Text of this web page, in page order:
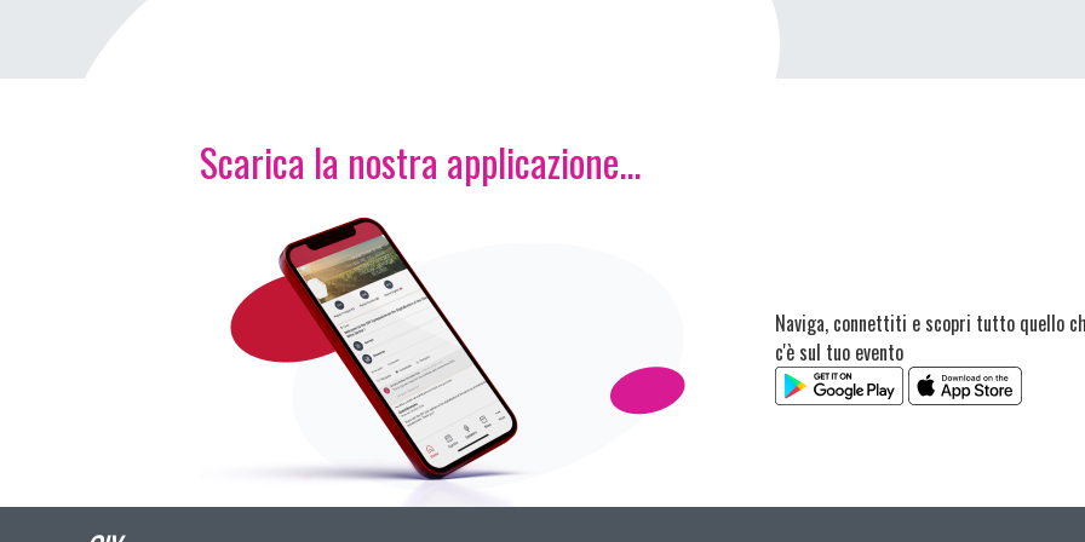
Scarica la nostra applicazione...
Naviga, connettiti e scopri tutto quello
c'è sul tuo evento